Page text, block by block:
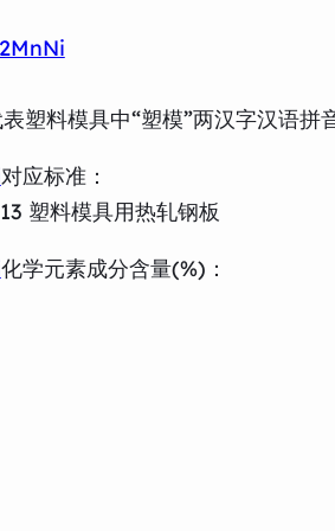
塑料模具中“塑模”两汉字汉语拼
对应标准：
塑料模具用热轧钢板
化学元素成分含量(%)：